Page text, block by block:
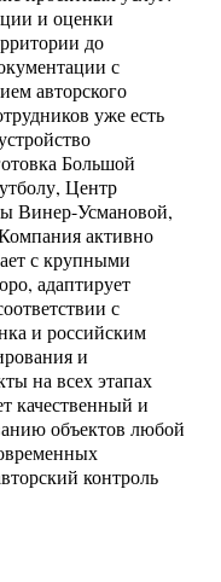
и оценки
до
с
авторского
уже есть
Большой
Центр
Винер-Усмановой,
активно
с крупными
адаптирует
с
и российским
и
на всех этапах
качественный и
объектов любой
контроль